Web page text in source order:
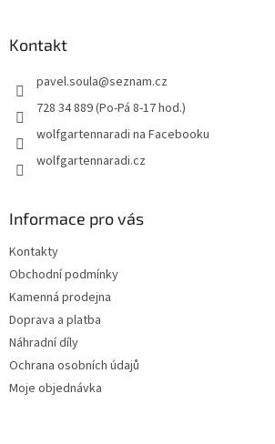
Kontakt
pavel.soula@seznam.cz
728 34 889 (Po-Pá 8-17 hod.)
wolfgartennaradi na Facebooku
wolfgartennaradi.cz
Informace pro vás
Kontakty
Obchodní podmínky
Kamenná prodejna
Doprava a platba
Náhradní díly
Ochrana osobních údajů
Moje objednávka